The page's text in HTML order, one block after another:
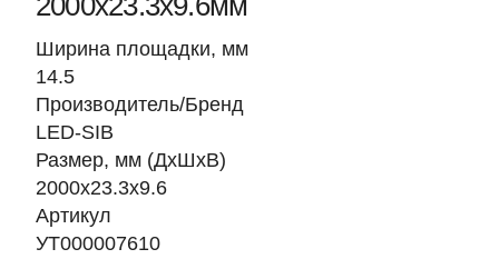
Ширина площадки, мм
14.5
Производитель/Бренд
LED-SIB
Размер, мм (ДхШхВ)
2000х23.3х9.6
Артикул
УТ000007610